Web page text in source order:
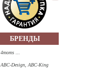
БРЕНДЫ
4moms ...
ABC-Design, ABC-King